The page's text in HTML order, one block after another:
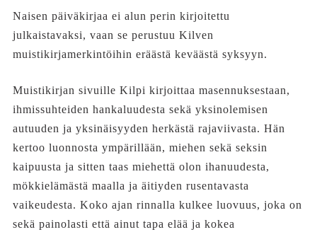
Naisen päiväkirjaa ei alun perin kirjoitettu
julkaistavaksi, vaan se perustuu Kilven
muistikirjamerkintöihin eräästä keväästä syksyyn.
Muistikirjan sivuille Kilpi kirjoittaa masennuksestaan,
ihmissuhteiden hankaluudesta sekä yksinolemisen
autuuden ja yksinäisyyden herkästä rajaviivasta. Hän
kertoo luonnosta ympärillään, miehen sekä seksin
kaipuusta ja sitten taas miehettä olon ihanuudesta,
mökkielämästä maalla ja äitiyden rusentavasta
vaikeudesta. Koko ajan rinnalla kulkee luovuus, joka on
sekä painolasti että ainut tapa elää ja kokea